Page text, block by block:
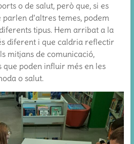
o de salut, però que, si es
d’altres temes, podem
tipus. Hem arribat a la
diferent i que caldria reflectir
mitjans de comunicació,
poden influir més en les
o salut.